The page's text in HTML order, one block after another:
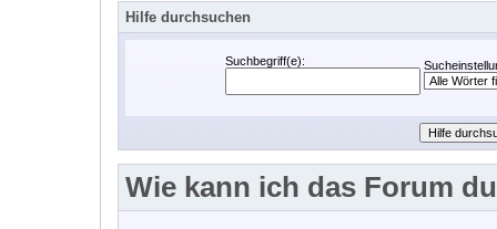
Hilfe durchsuchen
Suchbegriff(e):
Wie kann ich das Forum